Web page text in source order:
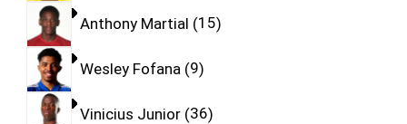
Anthony Martial 15
Wesley Fofana 9
Vinicius Junior 36